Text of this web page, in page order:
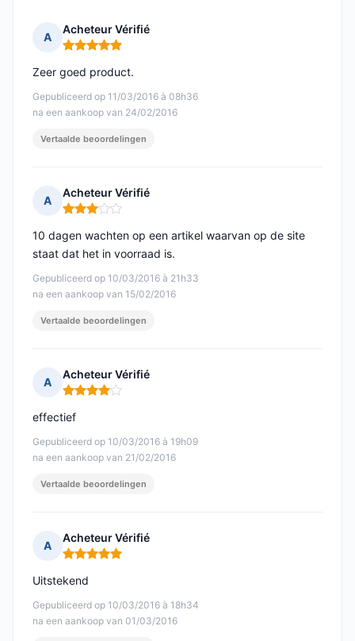
A
Acheteur Vérifié
Opmerking: 5 van 5
Gepubliceerd op 11/03/2016 à 08h36
na een aankoop van 24/02/2016
Zeer goed product.
Vertaalde beoordelingen
A
Acheteur Vérifié
Opmerking: 3 van 5
Gepubliceerd op 10/03/2016 à 21h33
na een aankoop van 15/02/2016
10 dagen wachten op een artikel waarvan op de site
staat dat het in voorraad is.
Vertaalde beoordelingen
A
Acheteur Vérifié
Opmerking: 4 van 5
Gepubliceerd op 10/03/2016 à 19h09
na een aankoop van 21/02/2016
effectief
Vertaalde beoordelingen
A
Acheteur Vérifié
Opmerking: 5 van 5
Gepubliceerd op 10/03/2016 à 18h34
na een aankoop van 01/03/2016
Uitstekend